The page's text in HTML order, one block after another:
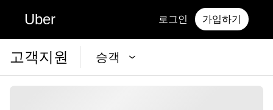
Uber 로그인 가입하기
고객지원 승객